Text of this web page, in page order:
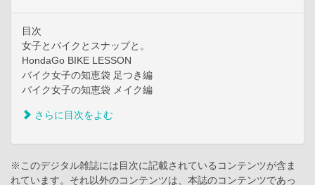
目次
女子とバイクとスナップと。
HondaGo BIKE LESSON
バイク女子の知恵袋 足つき編
バイク女子の知恵袋 メイク編
さらに目次をよむ
※このデジタル雑誌には目次に記載されているコンテンツが含ま
れています。それ以外のコンテンツは、本誌のコンテンツであっ